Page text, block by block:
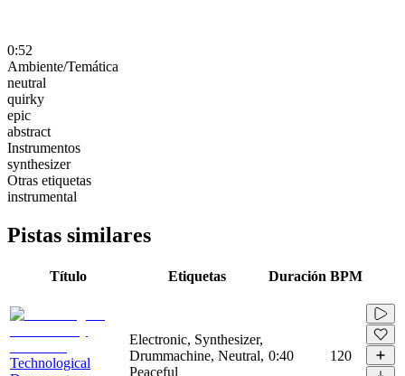
0:52
Ambiente/Temática
neutral
quirky
epic
abstract
Instrumentos
synthesizer
Otras etiquetas
instrumental
Pistas similares
Título Etiquetas Duración BPM
Technological
Electronic, Synthesizer,
Drummachine, Neutral,
Peaceful
0:40 120